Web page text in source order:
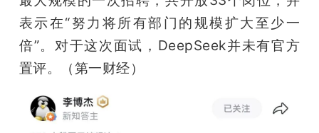
表示在“努力将所有部门的规模扩大至少一
倍”。对于这次面试，DeepSeek并未有官方
置评。（第一财经）